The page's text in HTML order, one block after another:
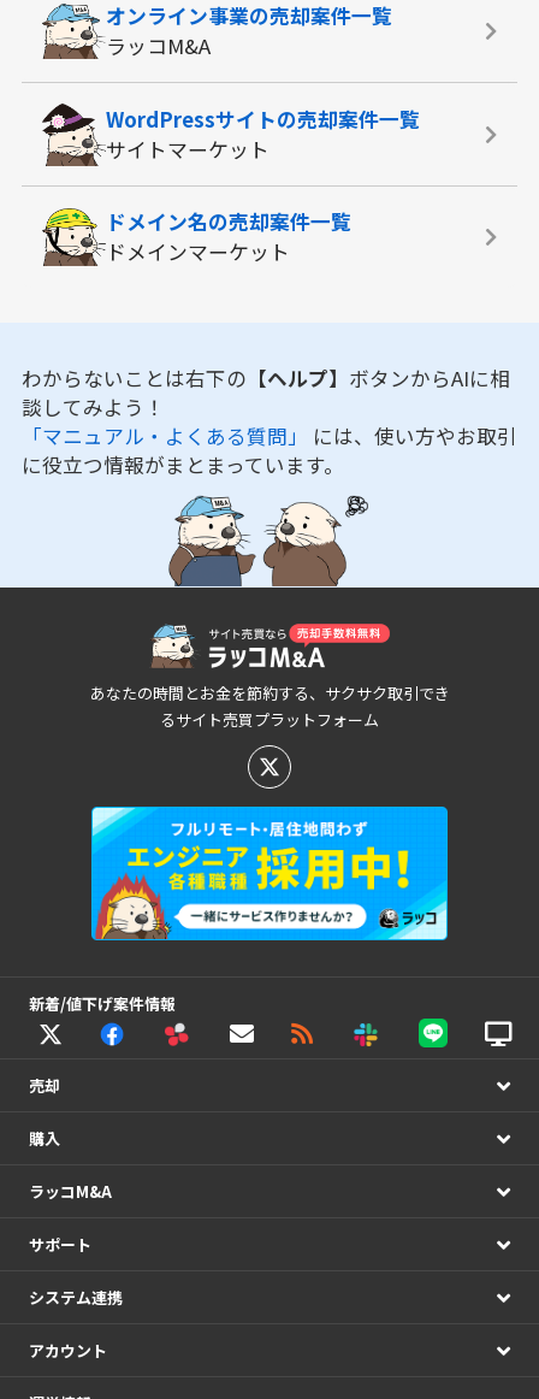
オンライン事業の売却案件一覧
ラッコM&A
WordPressサイトの売却案件一覧
サイトマーケット
ドメイン名の売却案件一覧
ドメインマーケット
わからないことは右下の 【ヘルプ】 ボタンからAIに相
談してみよう！
「マニュアル・よくある質問」 には、使い方やお取引
に役立つ情報がまとまっています。
あなたの時間とお金を節約する、サクサク取引でき
るサイト売買プラットフォーム
新着/値下げ案件情報
売却
購入
ラッコM&A
サポート
システム連携
アカウント